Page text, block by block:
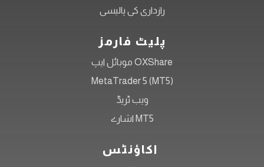
رازداری کی پالیسی
پلیٹ فارمز
OXShare موبائل ایپ
MetaTrader 5 (MT5)
اکاؤنٹس